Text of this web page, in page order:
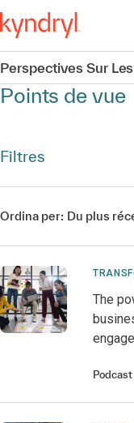
Perspectives Sur
Points de vue
Filtres
Ordina per: Du plus
The
Podcast